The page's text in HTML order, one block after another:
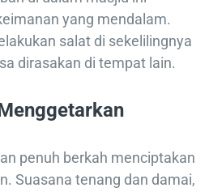
yang mendalam.
salat di sekelilingnya
dirasakan di tempat lain.
penuh berkah menciptakan
Suasana tenang dan damai,